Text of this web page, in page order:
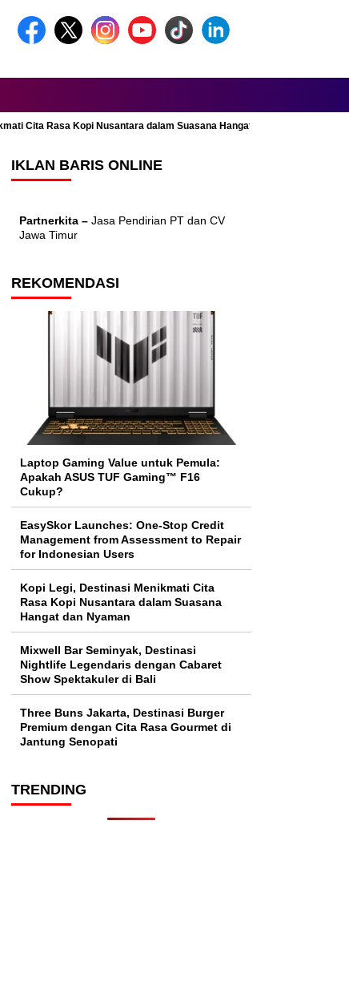
Cita Rasa Kopi Nusantara dalam Suasana Hangat dan Nyaman
IKLAN BARIS ONLINE
Partnerkita – Jasa Pendirian PT dan CV
Jawa Timur
REKOMENDASI
Laptop Gaming Value untuk Pemula:
Apakah ASUS TUF Gaming™ F16
Cukup?
EasySkor Launches: One-Stop Credit
Management from Assessment to Repair
for Indonesian Users
Kopi Legi, Destinasi Menikmati Cita
Rasa Kopi Nusantara dalam Suasana
Hangat dan Nyaman
Mixwell Bar Seminyak, Destinasi
Nightlife Legendaris dengan Cabaret
Show Spektakuler di Bali
Three Buns Jakarta, Destinasi Burger
Premium dengan Cita Rasa Gourmet di
Jantung Senopati
TRENDING